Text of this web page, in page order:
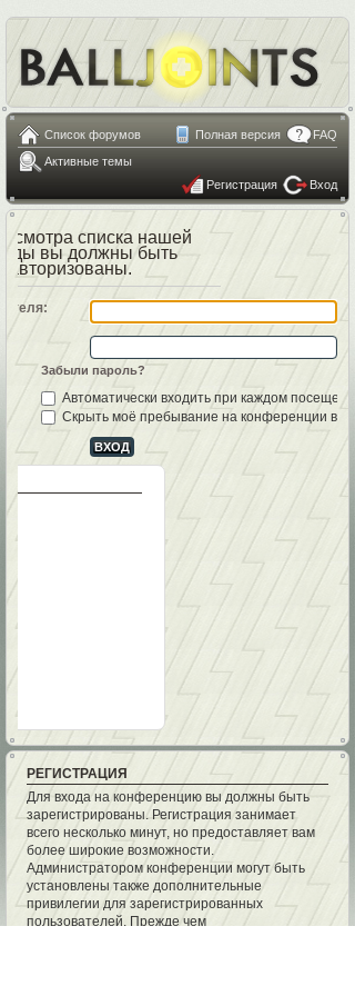
Список форумов FAQ
Полная версия
Активные темы
Регистрация
Вход
списка нашей
вы должны быть
авторизованы.
Забыли пароль?
Автоматически входить при каждом посещении
Скрыть моё пребывание на конференции в
РЕГИСТРАЦИЯ
Для входа на конференцию вы должны быть
зарегистрированы. Регистрация занимает
всего несколько минут, но предоставляет вам
более широкие возможности.
Администратором конференции могут быть
установлены также дополнительные
привилегии для зарегистрированных
пользователей. Прежде чем